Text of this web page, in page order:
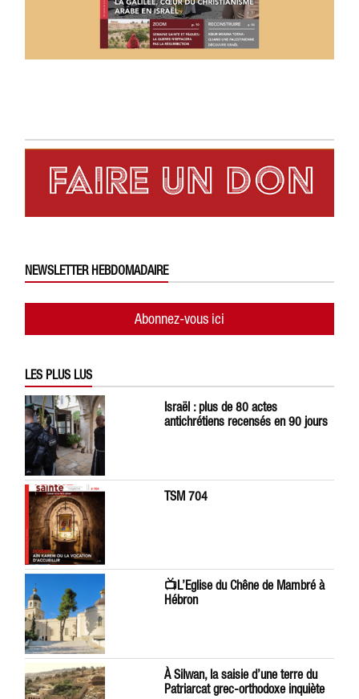
NEWSLETTER HEBDOMADAIRE
Abonnez-vous ici
LES PLUS LUS
Israël : plus de 80 actes
antichrétiens recensés en 90 jours
TSM 704
📺L’Eglise du Chêne de Mambré à
Hébron
À Silwan, la saisie d’une terre du
Patriarcat grec-orthodoxe inquiète